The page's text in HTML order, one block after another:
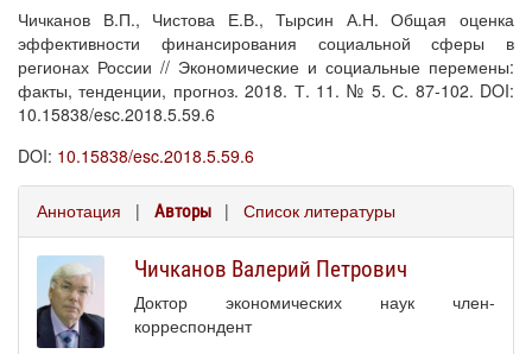
Чичканов В.П., Чистова Е.В., Тырсин А.Н. Общая оценка
эффективности финансирования социальной сферы в
регионах России // Экономические и социальные перемены:
факты, тенденции, прогноз. 2018. Т. 11. № 5. С. 87-102. DOI:
10.15838/esc.2018.5.59.6
DOI: 10.15838/esc.2018.5.59.6
Аннотация | Авторы | Список литературы
Чичканов Валерий Петрович
Доктор экономических наук член-
корреспондент